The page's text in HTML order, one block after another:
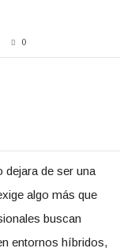
0
dejara de ser una
algo más que
buscan
entornos híbridos,